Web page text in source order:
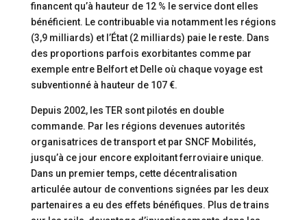
financent qu’à hauteur de 12 % le service dont elles
bénéficient. Le contribuable via notamment les régions
(3,9 milliards) et l’État (2 milliards) paie le reste. Dans
des proportions parfois exorbitantes comme par
exemple entre Belfort et Delle où chaque voyage est
subventionné à hauteur de 107 €.
Depuis 2002, les TER sont pilotés en double
commande. Par les régions devenues autorités
organisatrices de transport et par SNCF Mobilités,
jusqu’à ce jour encore exploitant ferroviaire unique.
Dans un premier temps, cette décentralisation
articulée autour de conventions signées par les deux
partenaires a eu des effets bénéfiques. Plus de trains